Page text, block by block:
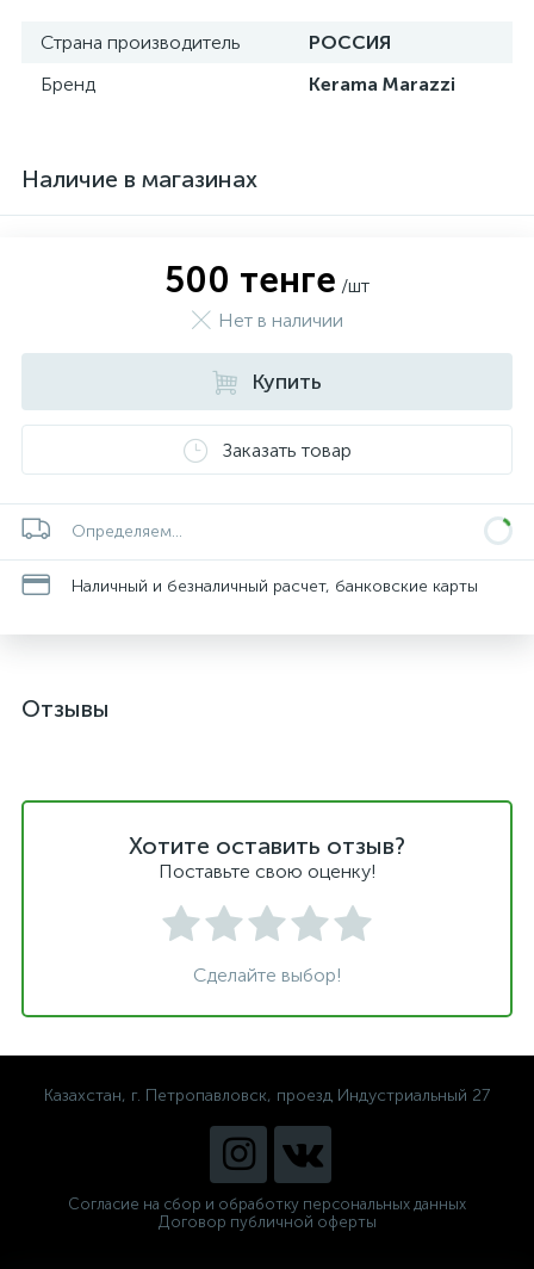
Страна производитель
РОССИЯ
Бренд
Kerama Marazzi
Наличие в магазинах
500 тенге /шт
Нет в наличии
Купить
Заказать товар
Определяем...
Наличный и безналичный расчет, банковские карты
Отзывы
Хотите оставить отзыв?
Поставьте свою оценку!
Сделайте выбор!
Казахстан, г. Петропавловск, проезд Индустриальный 27
Согласие на сбор и обработку персональных данных
Договор публичной оферты